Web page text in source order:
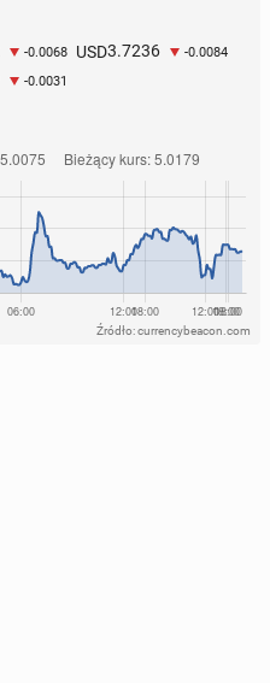
-0.0068 USD3.7236 -0.0084
-0.0031
Źródło: currencybeacon.com